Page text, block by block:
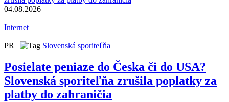
04.08.2026
|
Internet
|
PR | Slovenská sporiteľňa
Posielate peniaze do Česka či do USA?
Slovenská sporiteľňa zrušila poplatky za
platby do zahraničia